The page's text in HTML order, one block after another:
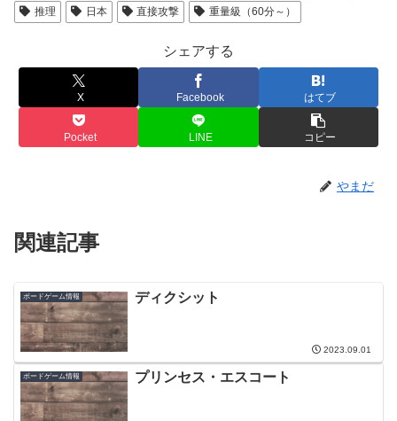
推理
日本 直接攻撃 重量級（60分～）
シェアする
X Facebook はてブ
Pocket LINE コピー
やまだ
関連記事
ボードゲーム情報 ディクシット
2023.09.01
ボードゲーム情報 プリンセス・エスコート